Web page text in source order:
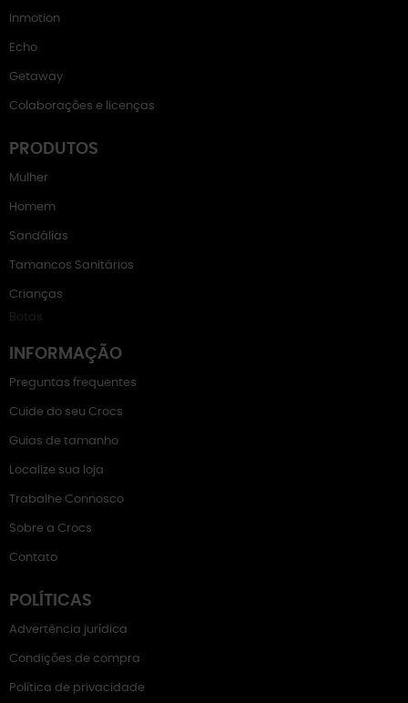
Inmotion
Echo
Getaway
Colaborações e licenças
PRODUTOS
Mulher
Homem
Sandálias
Tamancos Sanitários
Crianças
Botas
INFORMAÇÃO
Preguntas frequentes
Cuide do seu Crocs
Guias de tamanho
Localize sua loja
Trabalhe Connosco
Sobre a Crocs
Contato
POLÍTICAS
Advertência jurídica
Condições de compra
Política de privacidade